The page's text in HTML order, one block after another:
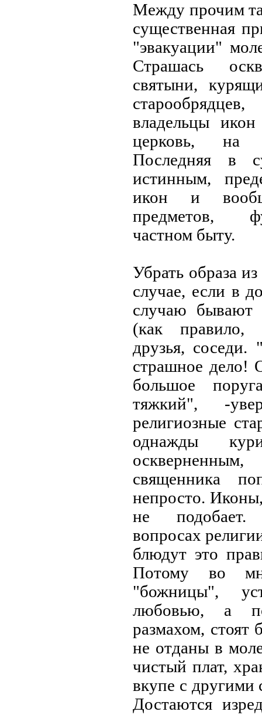
Между прочим
существенная
"эвакуации"
Страшась
святыни,
владельцы
церковь, на
Последняя в
истинным,
икон и
предметов,
частном быту.
Убрать образа
случае, если в
случаю бывают
(как правило,
друзья,
страшное дело!
большое
тяжкий", -
религиозные
однажды
священника
непросто.
не
вопросах
блюдут это
Потому во
"божницы",
любовью, а
размахом, стоят
не отданы в
чистый плат,
вкупе с
Достаются